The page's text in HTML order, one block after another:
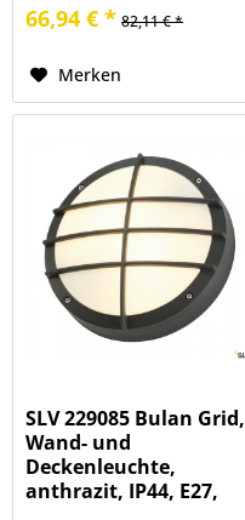
66,94 € * 82,11 € *
Merken
SLV 229085 Bulan Grid,
Wand- und
Deckenleuchte,
anthrazit, IP44, E27,